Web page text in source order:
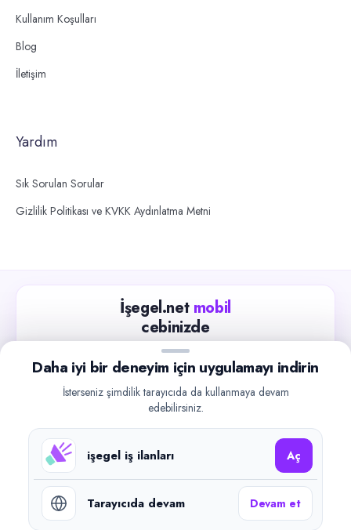
Kullanım Koşulları
Blog
İletişim
Yardım
Sık Sorulan Sorular
Gizlilik Politikası ve KVKK Aydınlatma Metni
İşegel.net mobil
cebinizde
Güncel iş ilanlarını takip edin, işverenlerle hızlıca
iletişime geçin.
Google Play
©2026işegel.net. Tüm hakları saklıdır.
Daha iyi bir deneyim için uygulamayı indirin
İsterseniz şimdilik tarayıcıda da kullanmaya devam
edebilirsiniz.
işegel iş ilanları Aç
Tarayıcıda devam Devam et